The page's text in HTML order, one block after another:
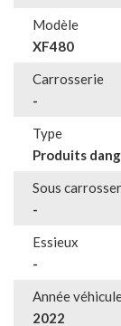
Modèle
XF480
Carrosserie
-
Type
Produits
Sous
-
Essieux
-
Année
2022